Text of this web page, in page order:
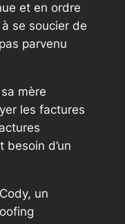
et en ordre
se soucier de
parvenu
mère
les factures
besoin d’un
un